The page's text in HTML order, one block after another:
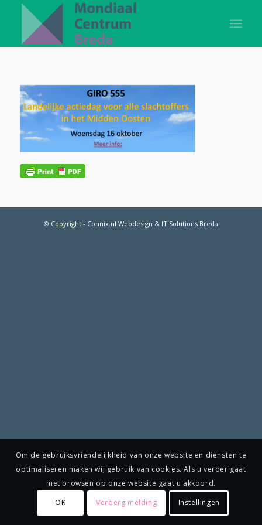
© Copyright - Connix.nl Webdesign & IT Solutions Breda
Om de gebruiksvriendelijkheid van onze website en diensten te
optimaliseren maken wij gebruik van cookies. Als u verder gaat
met browsen op onze website gaat u akkoord.
OK
Verberg melding Instellingen